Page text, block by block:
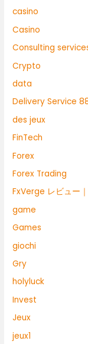
casino
Casino
Consulting
Crypto
data
Delivery Service
des jeux
FinTech
Forex
Forex Trading
FxVerge レビュー
game
Games
giochi
Gry
holyluck
Invest
Jeux
jeux1